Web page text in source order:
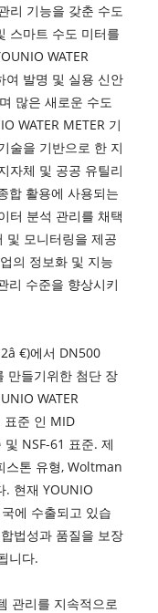
리 기능을 갖춘 수도
스마트 수도 미터를
WATER
여 발명 및 실용 신안
많은 새로운 수도
WATER METER 기
술을 기반으로 한 지
자체 및 공공 유틸리
합 활용에 사용되는
터 분석 관리를 채택
및 모니터링을 제공
의 정보화 및 지능
리 수준을 향상시키
€)에서 DN500
만들기위한 첨단 장
WATER
표준 인 MID
NSF-61 표준. 제
스톤 유형, Woltman
. 현재 YOUNIO
에 수출되고 있습
법성과 품질을 보장
니다.
관리를 지속적으로